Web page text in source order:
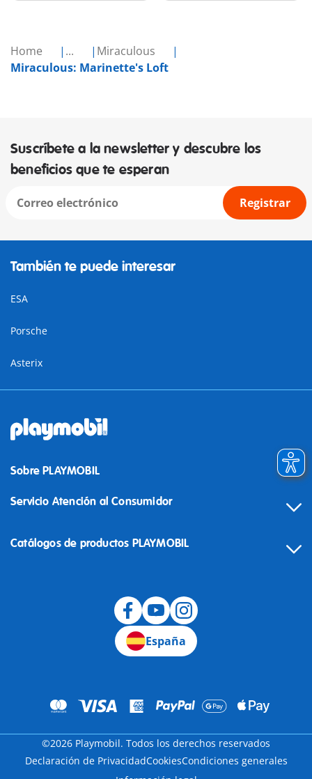
Home ...
Miraculous
Miraculous: Marinette's Loft
Suscríbete a la newsletter y descubre los
beneficios que te esperan
Registrar
También te puede interesar
ESA
Porsche
Asterix
Sobre PLAYMOBIL
Servicio Atención al Consumidor
Catálogos de productos PLAYMOBIL
España
©2026 Playmobil. Todos los derechos reservados
Declaración de PrivacidadCookiesCondiciones generales